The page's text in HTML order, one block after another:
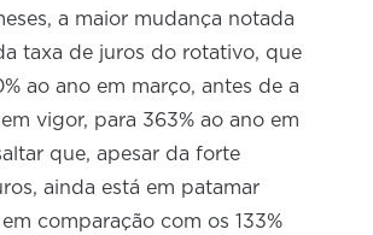
a maior mudança notada
taxa de juros do rotativo, que
ao ano em março, antes de a
vigor, para 363% ao ano em
que, apesar da forte
ainda está em patamar
comparação com os 133%